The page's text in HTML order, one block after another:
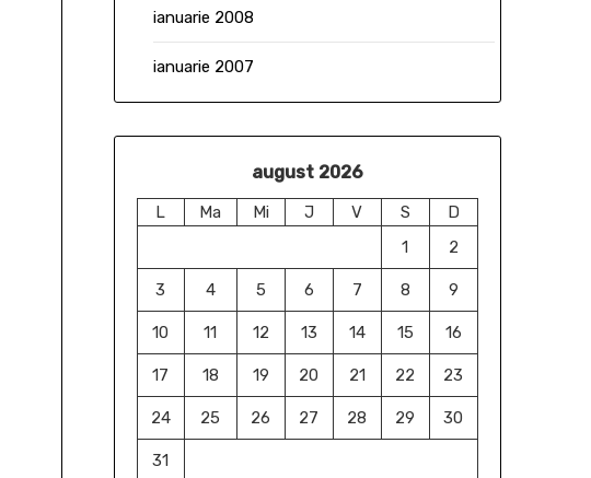
ianuarie 2008
ianuarie 2007
august 2026
L Ma Mi J V S
D
1
2
3 4 5 6 7 8 9
10 11 12 13 14 15 16
17 18 19 20 21 22 23
24 25 26 27 28 29 30
31